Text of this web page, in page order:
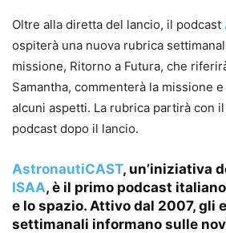
Oltre alla diretta del lancio, il podcast
ospiterà una nuova rubrica
missione, Ritorno a Futura, che
Samantha, commenterà la missione
alcuni aspetti. La rubrica partirà con
podcast dopo il lancio.
AstronautiCAST, un’iniziativa
ISAA, è il primo podcast
e lo spazio. Attivo dal 2007, gli
settimanali informano sulle